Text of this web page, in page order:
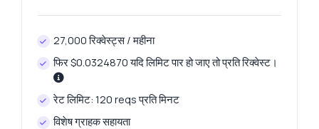
27,000 रिक्वेस्ट्स / महीना
फिर $0.0324870 यदि लिमिट पार हो जाए तो प्रति रिक्वेस्ट।
रेट लिमिट: 120 reqs प्रति मिनट
विशेष ग्राहक सहायता